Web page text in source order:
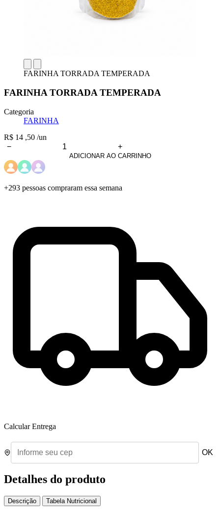
FARINHA TORRADA TEMPERADA
FARINHA TORRADA TEMPERADA
Categoria
FARINHA
R$ 14 ,50 /un
FARINHA
TORRADA
TEMPERADA
quantidade
− +
ADICIONAR AO CARRINHO
+293 pessoas compraram essa semana
Calcular Entrega
OK
Detalhes do produto
Descrição Tabela Nutricional